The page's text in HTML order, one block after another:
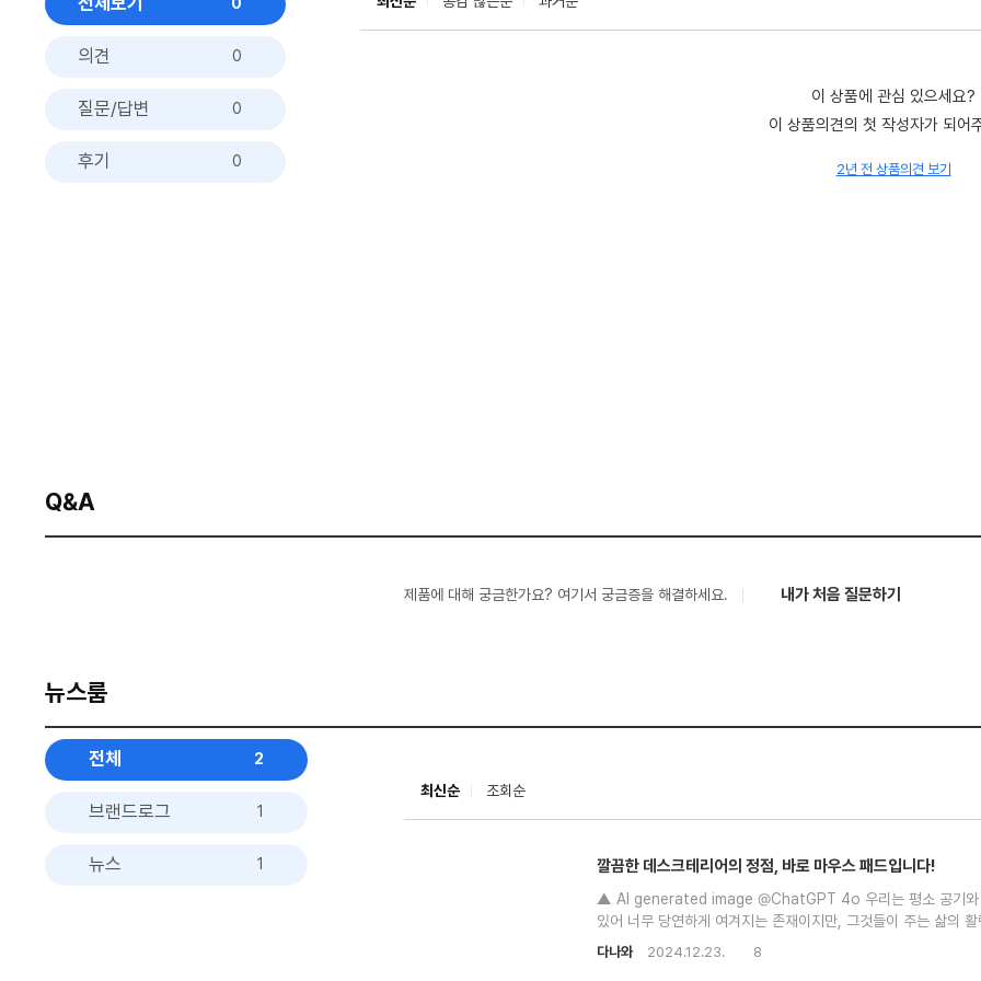
의견 0
질문/답변 0
후기 0
이 상품에 관심 있으세요?
이 상품의견의 첫 작성자가 되어
2년 전 상품의견 보기
Q&A
제품에 대해 궁금한가요? 여기서 궁금증을 해결하세요. 내가 처음 질문하기
뉴스룸
전체 2
브랜드로그 1
뉴스 1
최신순 조회순
깔끔한 데스크테리어의 정점, 바로 마우스 패드입니다!
▲ AI generated image @ChatGPT 4o 우리는 평소 공기와
있어 너무 당연하게 여겨지는 존재이지만, 그것들이 주는 삶의
가지다. 지금 이 순간, 우리 손목이 닿아 있는 마우스 패드 역시
다나와 2024.12.23. 8